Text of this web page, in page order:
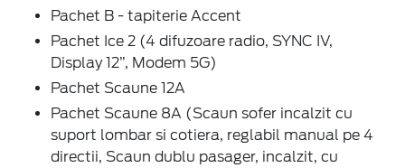
Pachet B - tapiterie Accent
Pachet Ice 2 (4 difuzoare radio, SYNC IV,
Display 12”, Modem 5G)
Pachet Scaune 12A
Pachet Scaune 8A (Scaun sofer incalzit cu
suport lombar si cotiera, reglabil manual pe 4
directii, Scaun dublu pasager, incalzit, cu